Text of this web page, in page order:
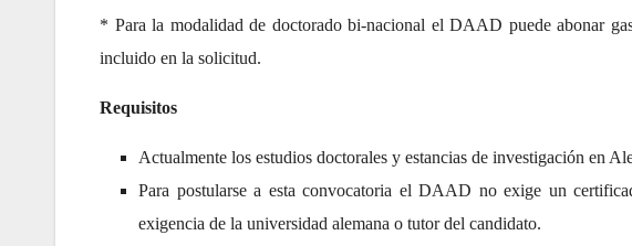
* Para la modalidad de doctorado bi-nacional el DAAD puede abonar
incluido en la solicitud.
Requisitos
Actualmente los estudios doctorales y estancias de investigación en
Para postularse a esta convocatoria el DAAD no exige un
exigencia de la universidad alemana o tutor del candidato.